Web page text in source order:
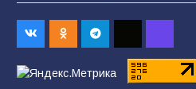
В Батайске
98 04.08.2026